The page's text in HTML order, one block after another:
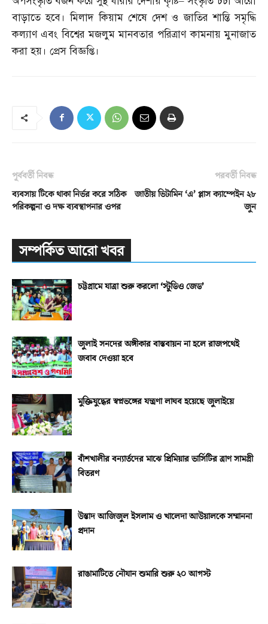
বাড়াতে হবে। মিলাদ কিয়াম শেষে দেশ ও জাতির শান্তি সমৃদ্ধি
কল্যাণ এবং বিশ্বের মজলুম মানবতার পরিত্রাণ কামনায় মুনাজাত
করা হয়। প্রেস বিজ্ঞপ্তি।
পূর্ববর্তী নিবন্ধ
ব্যবসায় টিকে থাকা নির্ভর করে সঠিক
পরিকল্পনা ও দক্ষ ব্যবস্থাপনার ওপর
পরবর্তী নিবন্ধ
জাতীয় ভিটামিন ‘এ’ প্লাস ক্যাম্পেইন ২৮
জুন
সম্পর্কিত আরো খবর
চট্টগ্রামে যাত্রা শুরু করলো ‘স্টুডিও জেড’
জুলাই সনদের অঙ্গীকার বাস্তবায়ন না হলে রাজপথেই
জবাব দেওয়া হবে
মুক্তিযুদ্ধের স্বপ্নভঙ্গের যন্ত্রণা লাঘব হয়েছে জুলাইয়ে
বাঁশখালীর বন্যার্তদের মাঝে প্রিমিয়ার ভার্সিটির ত্রাণ সামগ্রী
বিতরণ
উস্তাদ আজিজুল ইসলাম ও খালেদা আউয়ালকে সম্মাননা
প্রদান
রাঙামাটিতে নৌযান শুমারি শুরু ২০ আগস্ট